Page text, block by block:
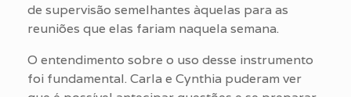
de supervisão semelhantes àquelas para as
reuniões que elas fariam naquela semana.
O entendimento sobre o uso desse instrumento
foi fundamental. Carla e Cynthia puderam ver